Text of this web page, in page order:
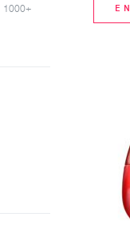
1000+